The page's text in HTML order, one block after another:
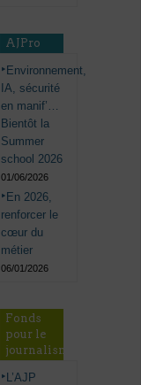
AJPro
Environnement,
IA, sécurité
en manif’…
Bientôt la
Summer
school 2026
01/06/2026
En 2026,
renforcer le
cœur du
métier
06/01/2026
Fonds
pour le
journalisme
L’AJP